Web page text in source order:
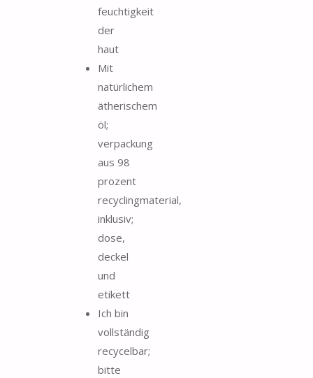
feuchtigkeit
der
haut
Mit
natürlichem
ätherischem
öl;
verpackung
aus 98
prozent
recyclingmaterial,
inklusiv;
dose,
deckel
und
etikett
Ich bin
vollständig
recycelbar;
bitte